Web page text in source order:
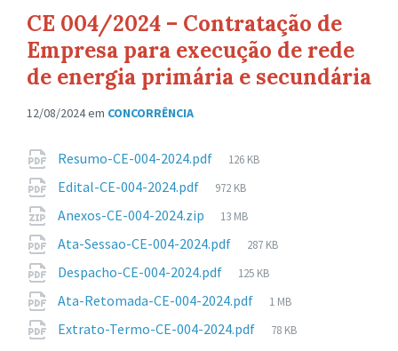
CE 004/2024 – Contratação de
Empresa para execução de rede
de energia primária e secundária
12/08/2024em CONCORRÊNCIA
Anexos
Resumo-CE-004-2024.pdf
Tamanho
arquivo:
126 KB
Edital-CE-004-2024.pdf
Tamanho
arquivo:
972 KB
Anexos-CE-004-2024.zip
Tamanho
arquivo:
13 MB
Ata-Sessao-CE-004-2024.pdf
Tamanho
arquivo:
287 KB
Despacho-CE-004-2024.pdf
Tamanho
arquivo:
125 KB
Ata-Retomada-CE-004-2024.pdf
Tamanho
arquivo:
1 MB
Extrato-Termo-CE-004-2024.pdf
Tamanho
78 KB